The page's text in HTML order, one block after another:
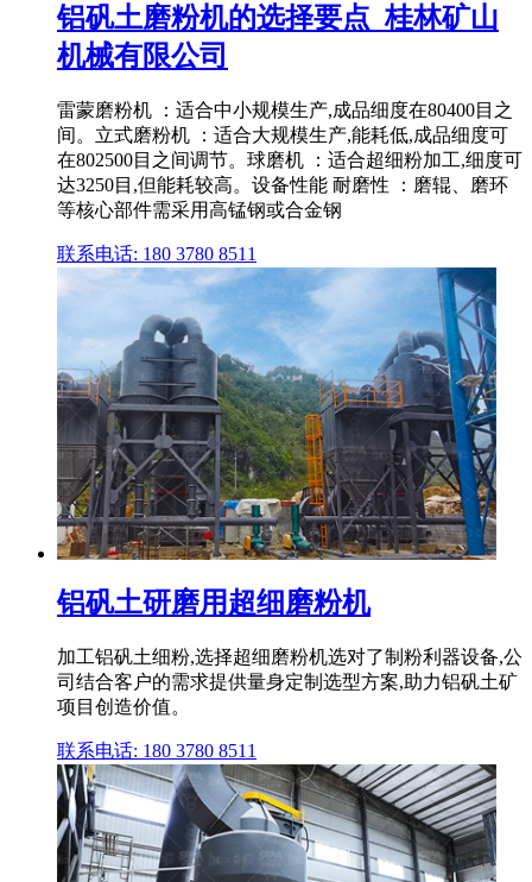
铝矾土磨粉机的选择要点_桂林矿山
机械有限公司
雷蒙磨粉机 ：适合中小规模生产,成品细度在80400目之
间。立式磨粉机 ：适合大规模生产,能耗低,成品细度可
在802500目之间调节。球磨机 ：适合超细粉加工,细度可
达3250目,但能耗较高。设备性能 耐磨性 ：磨辊、磨环
等核心部件需采用高锰钢或合金钢
联系电话: 180 3780 8511
铝矾土研磨用超细磨粉机
加工铝矾土细粉,选择超细磨粉机选对了制粉利器设备,公
司结合客户的需求提供量身定制选型方案,助力铝矾土矿
项目创造价值。
联系电话: 180 3780 8511